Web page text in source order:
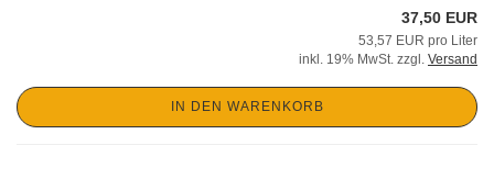
37,50 EUR
53,57 EUR pro Liter
inkl. 19% MwSt. zzgl. Versand
IN DEN WARENKORB